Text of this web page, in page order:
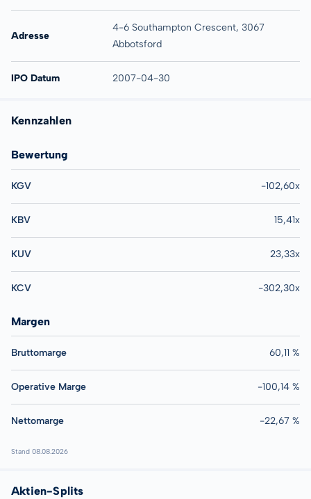
Adresse
4-6 Southampton Crescent, 3067
Abbotsford
IPO Datum 2007-04-30
Kennzahlen
Bewertung
KGV -102,60x
KBV 15,41x
KUV 23,33x
KCV -302,30x
Margen
Bruttomarge 60,11 %
Operative Marge -100,14 %
Nettomarge -22,67 %
Stand 08.08.2026
Aktien-Splits